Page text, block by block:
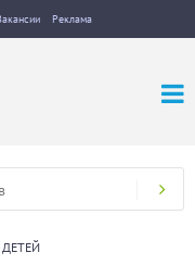
Реклама